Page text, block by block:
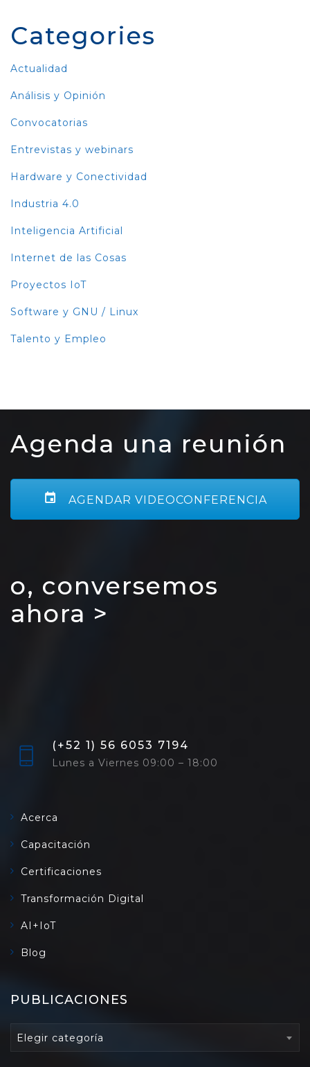
Categories
Actualidad
Análisis y Opinión
Convocatorias
Entrevistas y webinars
Hardware y Conectividad
Industria 4.0
Inteligencia Artificial
Internet de las Cosas
Proyectos IoT
Software y GNU / Linux
Talento y Empleo
Agenda una reunión
AGENDAR VIDEOCONFERENCIA
o, conversemos
ahora >
(+52 1) 56 6053 7194
Lunes a Viernes 09:00 – 18:00
Acerca
Capacitación
Certificaciones
Transformación Digital
AI+IoT
Blog
PUBLICACIONES
PUBLICACIONES
Elegir categoría